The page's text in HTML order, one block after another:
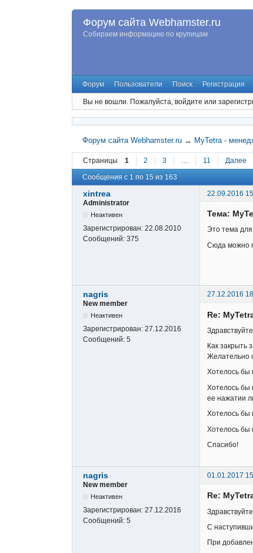
Форум сайта Webhamster.ru
Собираем информацию по крупицам
Форум Пользователи Поиск Регистрация
Вы не вошли. Пожалуйста, войдите или
Форум сайта Webhamster.ru → MyTetra -
Страницы 1 2 3 … 11 Далее
Сообщения с 1 по 15 из 163
xintrea
22.09.2016
Administrator
Неактивен
Зарегистрирован: 22.08.2010
Сообщений: 375
Тема:
Это тема для
Сюда можно
nagris
27.12.2016
New member
Неактивен
Зарегистрирован: 27.12.2016
Сообщений: 5
Re:
Как закрыть
Желательно
Хотелось бы
Хотелось бы
ее нажатии
Хотелось бы
Хотелось бы
Спасибо!
nagris
01.01.2017
New member
Неактивен
Зарегистрирован: 27.12.2016
Сообщений: 5
Re:
С
При